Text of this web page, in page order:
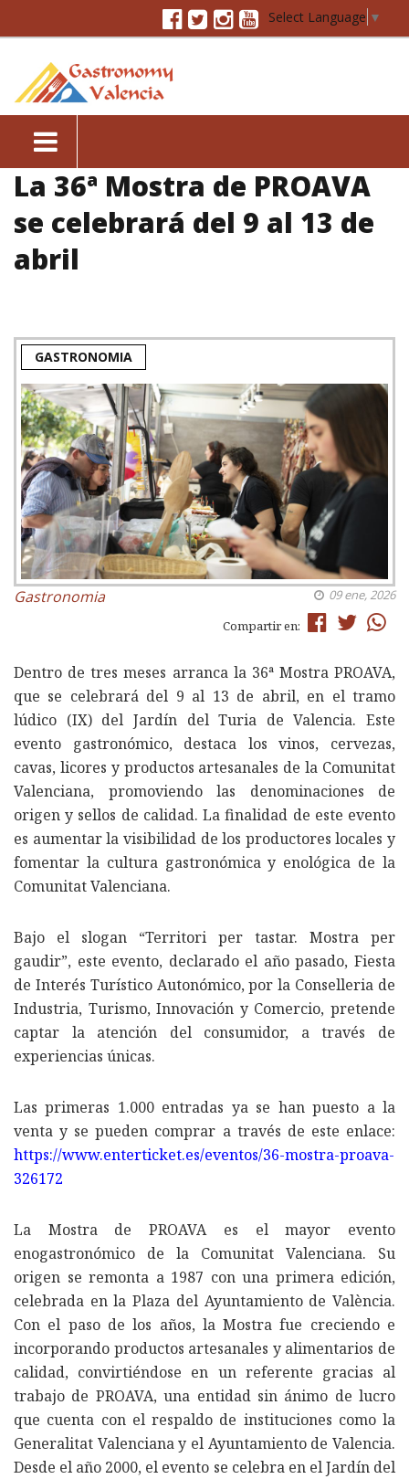
Select Language ▼
La 36ª Mostra de PROAVA
se celebrará del 9 al 13 de
abril
GASTRONOMIA
Gastronomia
09 ene, 2026
Compartir en:
Dentro de tres meses arranca la 36ª Mostra PROAVA,
que se celebrará del 9 al 13 de abril, en el tramo
lúdico (IX) del Jardín del Turia de Valencia. Este
evento gastronómico, destaca los vinos, cervezas,
cavas, licores y productos artesanales de la Comunitat
Valenciana, promoviendo las denominaciones de
origen y sellos de calidad. La finalidad de este evento
es aumentar la visibilidad de los productores locales y
fomentar la cultura gastronómica y enológica de la
Comunitat Valenciana.
Bajo el slogan “Territori per tastar. Mostra per
gaudir”, este evento, declarado el año pasado, Fiesta
de Interés Turístico Autonómico, por la Conselleria de
Industria, Turismo, Innovación y Comercio, pretende
captar la atención del consumidor, a través de
experiencias únicas.
Las primeras 1.000 entradas ya se han puesto a la
venta y se pueden comprar a través de este enlace:
https://www.enterticket.es/eventos/36-mostra-proava-
326172
La Mostra de PROAVA es el mayor evento
enogastronómico de la Comunitat Valenciana. Su
origen se remonta a 1987 con una primera edición,
celebrada en la Plaza del Ayuntamiento de València.
Con el paso de los años, la Mostra fue creciendo e
incorporando productos artesanales y alimentarios de
calidad, convirtiéndose en un referente gracias al
trabajo de PROAVA, una entidad sin ánimo de lucro
que cuenta con el respaldo de instituciones como la
Generalitat Valenciana y el Ayuntamiento de Valencia.
Desde el año 2000, el evento se celebra en el Jardín del